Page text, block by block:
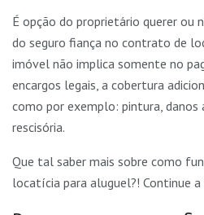
É opção do proprietário querer ou
do seguro fiança no contrato de
imóvel não implica somente no
encargos legais, a cobertura
como por exemplo: pintura,
rescisória.
Que tal saber mais sobre como
locatícia para aluguel?! Continue